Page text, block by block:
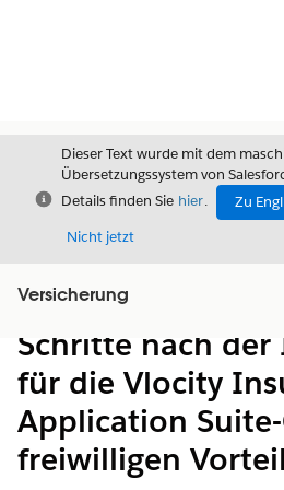
Schließen
Dieser Text wurde mit dem
Übersetzungssystem von
Details finden Sie hier.
Zu
Nicht jetzt
VersicherungInhalt anzeigen
Inhalt
Schritte nach
für die Vlocity
Application
freiwilligen